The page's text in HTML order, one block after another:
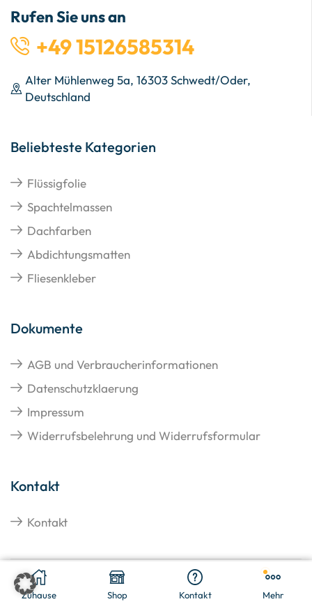
€ In den Warenkorb
Zuhause Shop Kontakt Mehr
Rufen Sie uns an
+49 15126585314
Alter Mühlenweg 5a, 16303 Schwedt/Oder,
Deutschland
Beliebteste Kategorien
Flüssigfolie
Spachtelmassen
Dachfarben
Abdichtungsmatten
Fliesenkleber
Dokumente
AGB und Verbraucherinformationen
Datenschutzklaerung
Impressum
Widerrufsbelehrung und Widerrufsformular
Kontakt
Kontakt
Copyright © 2026 Hangato GmbH